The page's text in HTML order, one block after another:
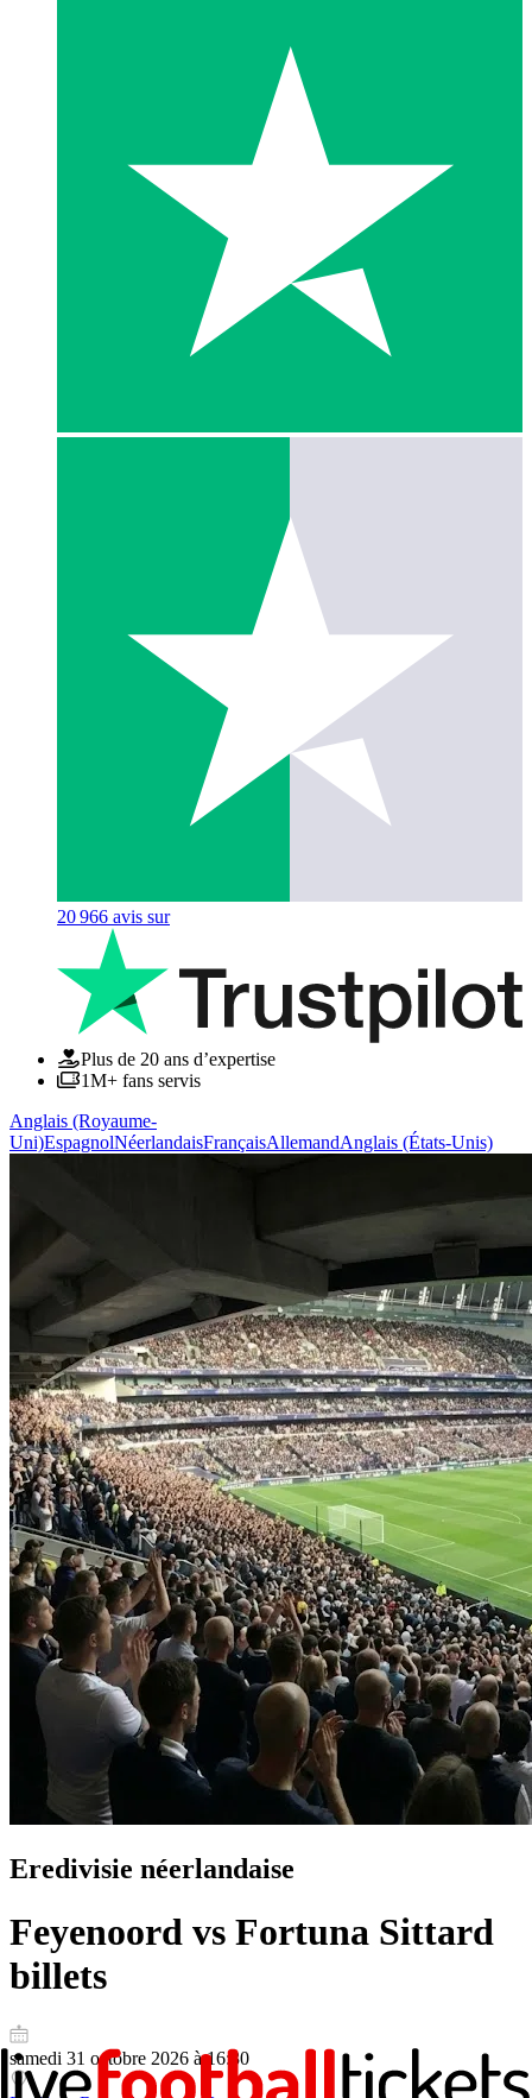
20 966 avis sur
Plus de 20 ans d’expertise
1M+ fans servis
Anglais (Royaume-
Uni)EspagnolNéerlandaisFrançaisAllemandAnglais (États-Unis)
Eredivisie néerlandaise
Feyenoord vs Fortuna Sittard
billets
samedi 31 octobre 2026 à 16:30